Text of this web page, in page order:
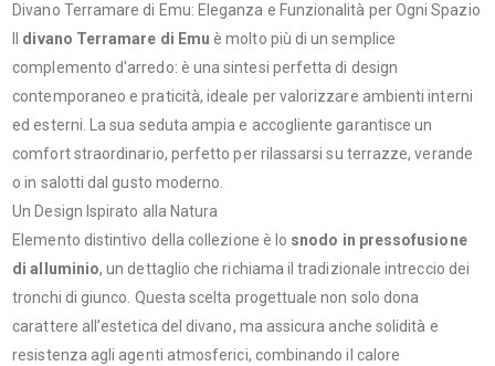
Divano Terramare di Emu: Eleganza e Funzionalità per Ogni Spazio
divano Terramare di Emu è molto più di un semplice
complemento d'arredo: è una sintesi perfetta di design
contemporaneo e praticità, ideale per valorizzare ambienti interni
ed esterni. La sua seduta ampia e accogliente garantisce un
comfort straordinario, perfetto per rilassarsi su terrazze, verande
o in salotti dal gusto moderno.
Un Design Ispirato alla Natura
Elemento distintivo della collezione è lo snodo in pressofusione
di alluminio, un dettaglio che richiama il tradizionale intreccio dei
tronchi di giunco. Questa scelta progettuale non solo dona
carattere all’estetica del divano, ma assicura anche solidità e
resistenza agli agenti atmosferici, combinando il calore